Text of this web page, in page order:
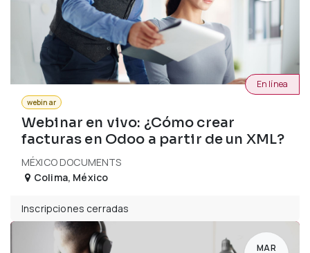
webinar
Webinar en vivo: ¿Cómo crear
facturas en Odoo a partir de un XML?
MÉXICO DOCUMENTS
En línea
Colima, México
Inscripciones cerradas
MAR